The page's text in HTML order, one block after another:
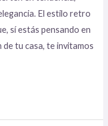
El estilo retro
sí estás pensando en
tu casa, te invitamos